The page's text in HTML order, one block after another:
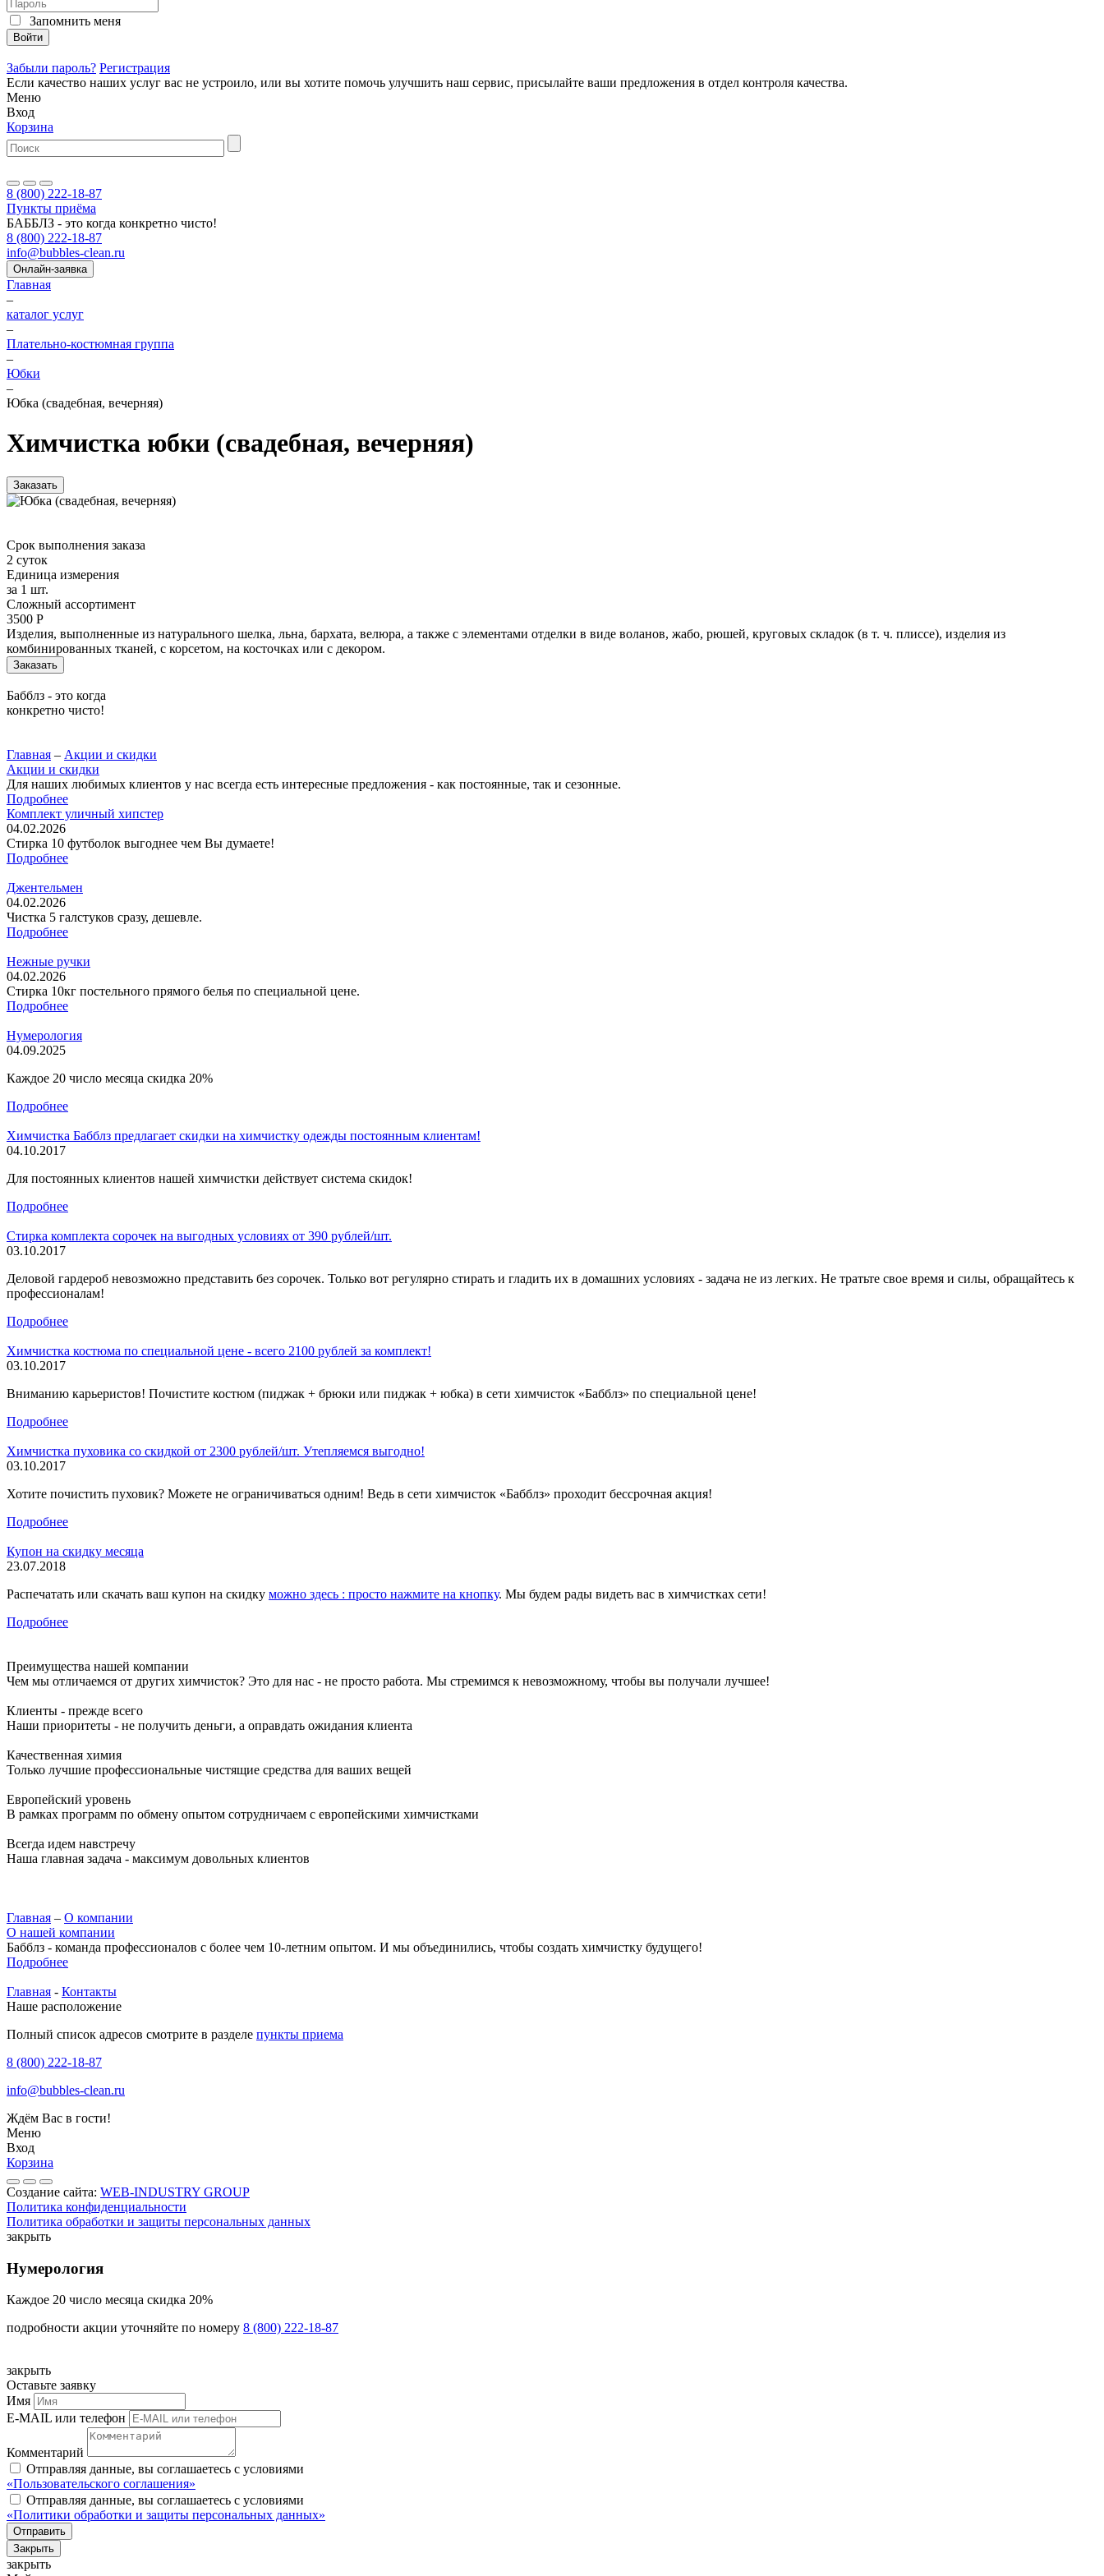
Запомнить меня
Войти
Забыли пароль? Регистрация
Если качество наших услуг вас не устроило, или вы хотите помочь улучшить наш сервис, присылайте ваши предложения в отдел контроля качества.
Меню
Вход
Корзина
8 (800) 222-18-87
Пункты приёма
БАББЛЗ - это когда конкретно чисто!
8 (800) 222-18-87
info@bubbles-clean.ru
Онлайн-заявка
Главная
–
каталог услуг
–
Плательно-костюмная группа
–
Юбки
–
Юбка (свадебная, вечерняя)
Химчистка юбки (свадебная, вечерняя)
Заказать
Срок выполнения заказа
2 суток
Единица измерения
за 1 шт.
Сложный ассортимент
3500 Р
Изделия, выполненные из натурального шелка, льна, бархата, велюра, а также с элементами отделки в виде воланов, жабо, рюшей, круговых складок (в т. ч. плиссе), изделия из
комбинированных тканей, с корсетом, на косточках или с декором.
Заказать
Бабблз - это когда
конкретно чисто!
Главная – Акции и скидки
Акции и скидки
Для наших любимых клиентов у нас всегда есть интересные предложения - как постоянные, так и сезонные.
Подробнее
Комплект уличный хипстер
04.02.2026
Стирка 10 футболок выгоднее чем Вы думаете!
Подробнее
Джентельмен
04.02.2026
Чистка 5 галстуков сразу, дешевле.
Подробнее
Нежные ручки
04.02.2026
Стирка 10кг постельного прямого белья по специальной цене.
Подробнее
Нумерология
04.09.2025
Каждое 20 число месяца скидка 20%
Подробнее
Химчистка Бабблз предлагает скидки на химчистку одежды постоянным клиентам!
04.10.2017
Для постоянных клиентов нашей химчистки действует система скидок!
Подробнее
Стирка комплекта сорочек на выгодных условиях от 390 рублей/шт.
03.10.2017
Деловой гардероб невозможно представить без сорочек. Только вот регулярно стирать и гладить их в домашних условиях - задача не из легких. Не тратьте свое время и силы, обращайтесь к
профессионалам!
Подробнее
Химчистка костюма по специальной цене - всего 2100 рублей за комплект!
03.10.2017
Вниманию карьеристов! Почистите костюм (пиджак + брюки или пиджак + юбка) в сети химчисток «Бабблз» по специальной цене!
Подробнее
Химчистка пуховика со скидкой от 2300 рублей/шт. Утепляемся выгодно!
03.10.2017
Хотите почистить пуховик? Можете не ограничиваться одним! Ведь в сети химчисток «Бабблз» проходит бессрочная акция!
Подробнее
Купон на скидку месяца
23.07.2018
Распечатать или скачать ваш купон на скидку можно здесь : просто нажмите на кнопку. Мы будем рады видеть вас в химчистках сети!
Подробнее
Преимущества нашей компании
Чем мы отличаемся от других химчисток? Это для нас - не просто работа. Мы стремимся к невозможному, чтобы вы получали лучшее!
Клиенты - прежде всего
Наши приоритеты - не получить деньги, а оправдать ожидания клиента
Качественная химия
Только лучшие профессиональные чистящие средства для ваших вещей
Европейский уровень
В рамках программ по обмену опытом сотрудничаем с европейскими химчистками
Всегда идем навстречу
Наша главная задача - максимум довольных клиентов
Главная – О компании
О нашей компании
Бабблз - команда профессионалов с более чем 10-летним опытом. И мы объединились, чтобы создать химчистку будущего!
Подробнее
Главная - Контакты
Наше расположение
Полный список адресов смотрите в разделе пункты приема
8 (800) 222-18-87
info@bubbles-clean.ru
Ждём Вас в гости!
Меню
Вход
Корзина
Создание сайта: WEB-INDUSTRY GROUP
Политика конфиденциальности
Политика обработки и защиты персональных данных
закрыть
Нумерология
Каждое 20 число месяца скидка 20%
подробности акции уточняйте по номеру 8 (800) 222-18-87
закрыть
Оставьте заявку
Имя
E-MAIL или телефон
Комментарий
Отправляя данные, вы соглашаетесь с условиями
«Пользовательского соглашения»
Отправляя данные, вы соглашаетесь с условиями
«Политики обработки и защиты персональных данных»
Отправить
Закрыть
закрыть